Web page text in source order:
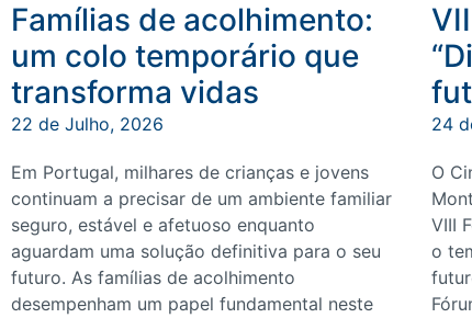
Famílias de acolhimento:
um colo temporário que
transforma vidas
22 de Julho, 2026
Em Portugal, milhares de crianças e jovens
continuam a precisar de um ambiente familiar
seguro, estável e afetuoso enquanto
aguardam uma solução definitiva para o seu
futuro. As famílias de acolhimento
desempenham um papel fundamental neste
24
O
VIII
o